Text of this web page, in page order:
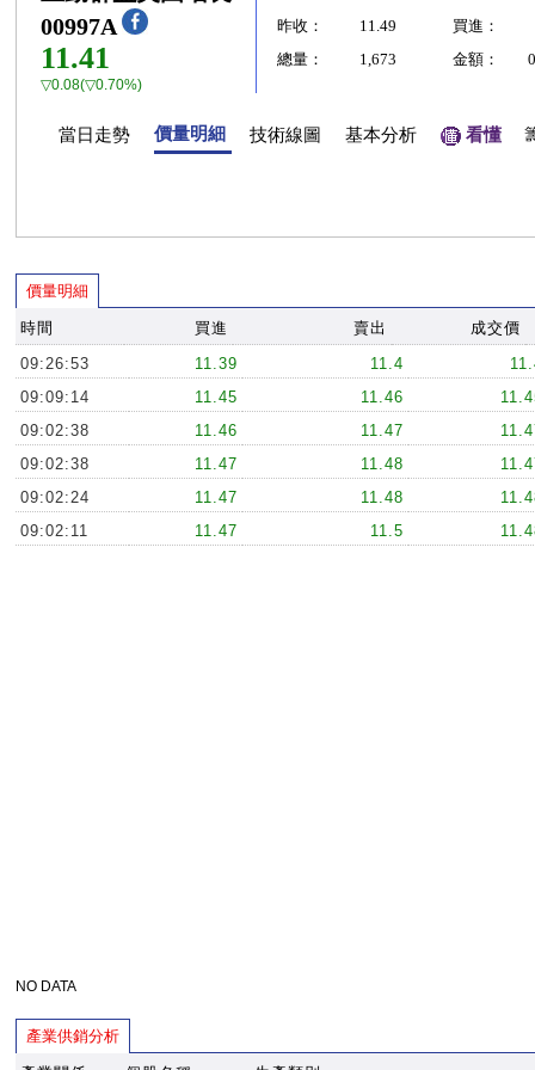
00997A
11.41
▽0.08(▽0.70%)
昨收：
11.49
買進：
總量：
1,673 金額：
當日走勢 價量明細 技術線圖 基本分析 看懂
價量明細
時間 買進 賣出
成交價
09:26:53
11.39 11.4
09:09:14
11.45 11.46
09:02:38
11.46 11.47
09:02:38
11.47 11.48
09:02:24
11.47 11.48
09:02:11
11.47 11.5
NO DATA
產業供銷分析